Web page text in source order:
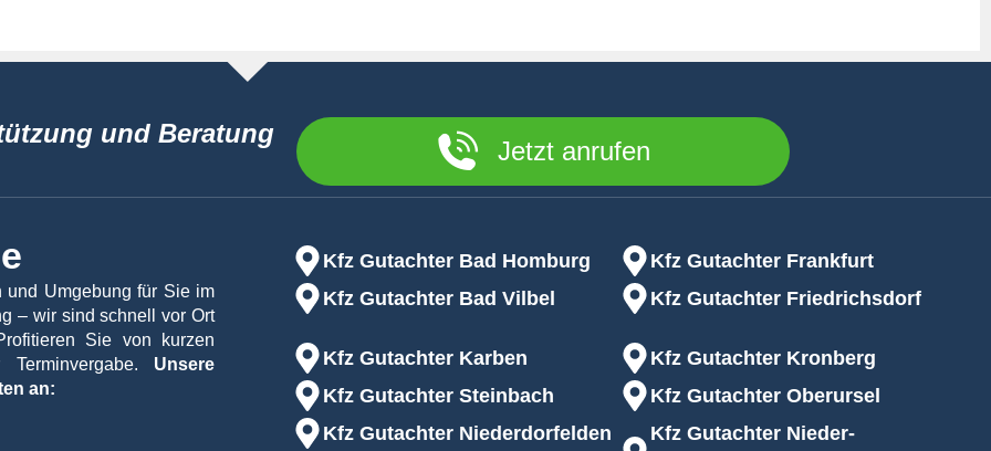
und Beratung
Jetzt anrufen
und Umgebung für Sie im
– wir sind schnell vor Ort
Sie von kurzen
Terminvergabe. Unsere
an:
Kfz Gutachter Bad Homburg
Kfz Gutachter Frankfurt
Kfz Gutachter Bad Vilbel
Kfz Gutachter Friedrichsdorf
Kfz Gutachter Karben
Kfz Gutachter Kronberg
Kfz Gutachter Steinbach
Kfz Gutachter Oberursel
Kfz Gutachter Niederdorfelden
Kfz Gutachter Nieder-
und es besteht für Sie kein Kostenrisiko.